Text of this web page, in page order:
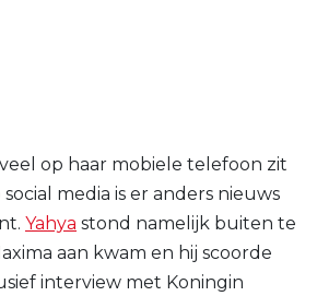
op haar mobiele telefoon zit
social media is er anders nieuws
Yahya stond namelijk buiten te
aan kwam en hij scoorde
interview met Koningin